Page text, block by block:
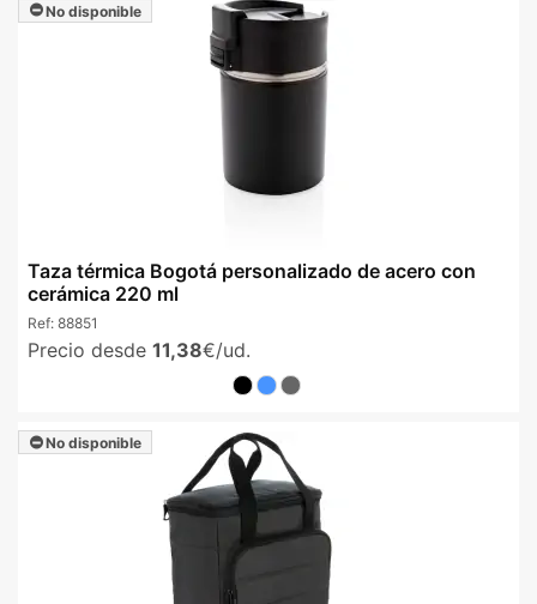
No disponible
Taza térmica Bogotá personalizado de acero con
cerámica 220 ml
Ref: 88851
Precio desde 11,38€/ud.
No disponible